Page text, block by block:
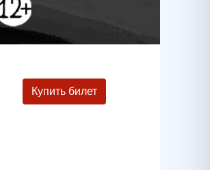
Купить билет